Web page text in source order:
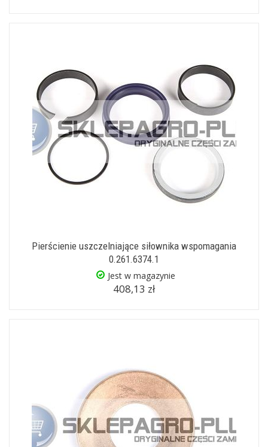
Pierścienie uszczelniające siłownika wspomagania
0.261.6374.1
Jest w magazynie
408,13 zł